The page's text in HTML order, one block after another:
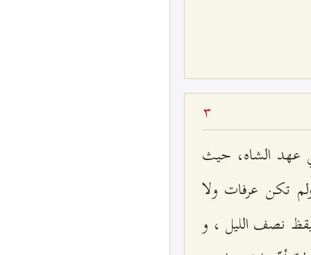
3
عهد الشاه، حيث
تكن عرفات ولا
نصف الليل ، و